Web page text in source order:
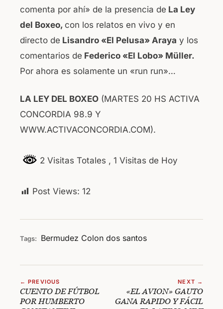
comenta por ahí» de la presencia de La Ley
del Boxeo, con los relatos en vivo y en
directo de Lisandro «El Pelusa» Araya y los
comentarios de Federico «El Lobo» Müller.
Por ahora es solamente un «run run»…
LA LEY DEL BOXEO (MARTES 20 HS ACTIVA
CONCORDIA 98.9 Y
WWW.ACTIVACONCORDIA.COM).
2 Visitas Totales , 1 Visitas de Hoy
Post Views: 12
Tags: Bermudez Colon dos santos
← PREVIOUS
CUENTO DE FÚTBOL
POR HUMBERTO
NEXT →
«EL AVION» GAUTO
GANA RAPIDO Y FÁCIL